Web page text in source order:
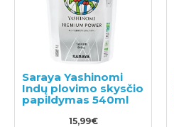
Saraya Yashinomi
Indų plovimo skysčio
papildymas 540ml
15,99€